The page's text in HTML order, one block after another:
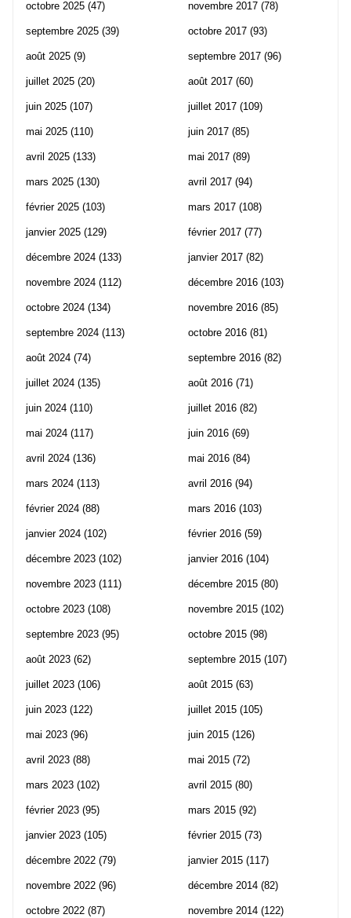
octobre 2025 (47)
septembre 2025 (39)
août 2025 (9)
juillet 2025 (20)
juin 2025 (107)
mai 2025 (110)
avril 2025 (133)
mars 2025 (130)
février 2025 (103)
janvier 2025 (129)
décembre 2024 (133)
novembre 2024 (112)
octobre 2024 (134)
septembre 2024 (113)
août 2024 (74)
juillet 2024 (135)
juin 2024 (110)
mai 2024 (117)
avril 2024 (136)
mars 2024 (113)
février 2024 (88)
janvier 2024 (102)
décembre 2023 (102)
novembre 2023 (111)
octobre 2023 (108)
septembre 2023 (95)
août 2023 (62)
juillet 2023 (106)
juin 2023 (122)
mai 2023 (96)
avril 2023 (88)
mars 2023 (102)
février 2023 (95)
janvier 2023 (105)
décembre 2022 (79)
novembre 2022 (96)
octobre 2022 (87)
novembre 2017 (78)
octobre 2017 (93)
septembre 2017 (96)
août 2017 (60)
juillet 2017 (109)
juin 2017 (85)
mai 2017 (89)
avril 2017 (94)
mars 2017 (108)
février 2017 (77)
janvier 2017 (82)
décembre 2016 (103)
novembre 2016 (85)
octobre 2016 (81)
septembre 2016 (82)
août 2016 (71)
juillet 2016 (82)
juin 2016 (69)
mai 2016 (84)
avril 2016 (94)
mars 2016 (103)
février 2016 (59)
janvier 2016 (104)
décembre 2015 (80)
novembre 2015 (102)
octobre 2015 (98)
septembre 2015 (107)
août 2015 (63)
juillet 2015 (105)
juin 2015 (126)
mai 2015 (72)
avril 2015 (80)
mars 2015 (92)
février 2015 (73)
janvier 2015 (117)
décembre 2014 (82)
novembre 2014 (122)